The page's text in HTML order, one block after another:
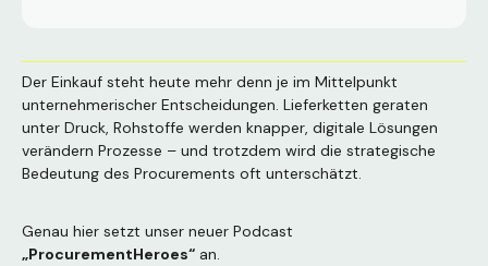
Der Einkauf steht heute mehr denn je im Mittelpunkt
unternehmerischer Entscheidungen. Lieferketten geraten
unter Druck, Rohstoffe werden knapper, digitale Lösungen
verändern Prozesse – und trotzdem wird die strategische
Bedeutung des Procurements oft unterschätzt.
Genau hier setzt unser neuer Podcast
„ProcurementHeroes“ an.